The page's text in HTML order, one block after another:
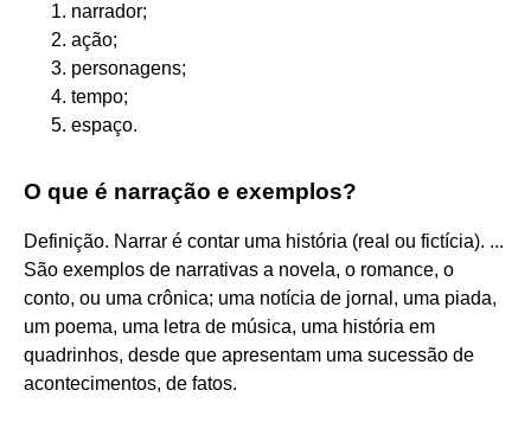
narrador;
ação;
personagens;
tempo;
espaço.
O que é narração e exemplos?
Definição. Narrar é contar uma história (real ou fictícia). ...
São exemplos de narrativas a novela, o romance, o
conto, ou uma crônica; uma notícia de jornal, uma piada,
um poema, uma letra de música, uma história em
quadrinhos, desde que apresentam uma sucessão de
acontecimentos, de fatos.